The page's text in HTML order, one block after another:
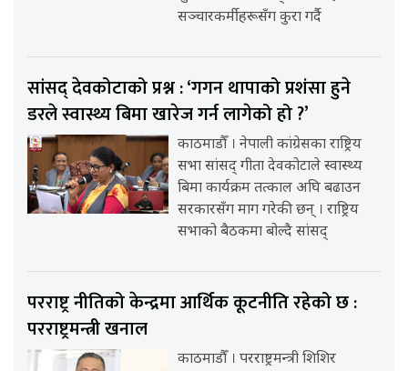
सञ्चारकर्मीहरूसँग कुरा गर्दै
सांसद् देवकोटाको प्रश्न : ‘गगन थापाको प्रशंसा हुने
डरले स्वास्थ्य बिमा खारेज गर्न लागेको हो ?’
काठमाडौँ । नेपाली कांग्रेसका राष्ट्रिय
सभा सांसद् गीता देवकोटाले स्वास्थ्य
बिमा कार्यक्रम तत्काल अघि बढाउन
सरकारसँग माग गरेकी छन् । राष्ट्रिय
सभाको बैठकमा बोल्दै सांसद्
परराष्ट्र नीतिको केन्द्रमा आर्थिक कूटनीति रहेको छ :
परराष्ट्रमन्त्री खनाल
काठमाडौँ । परराष्ट्रमन्त्री शिशिर